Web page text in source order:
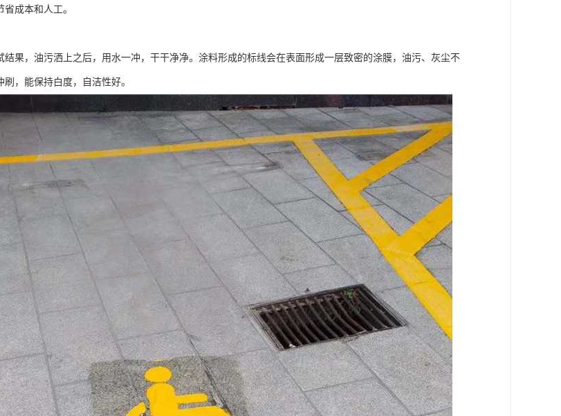
成本和人工。
结果，油污洒上之后，用水一冲，干干净净。涂料形成的标线会在表面形成一层致密的涂膜，油污、灰尘不
，能保持白度，自洁性好。